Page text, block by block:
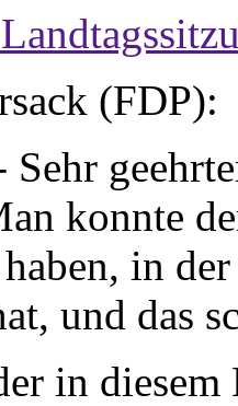
(FDP):
konnte
in
und das
in